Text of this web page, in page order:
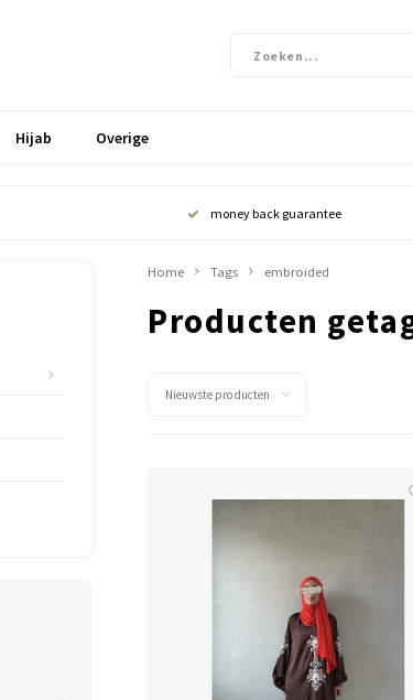
Hijab Overige
money back guarantee
Home Tags embroided
Producten
Nieuwste producten